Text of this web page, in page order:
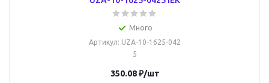
Много
Артикул: UZA-10-1625-042
5
350.08₽/шт